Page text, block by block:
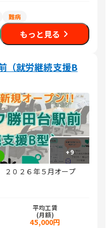
難病
もっと見る
（就労継続支援B
+9
２０２６年５月オープ
平均工賃
(月額)
45,000円